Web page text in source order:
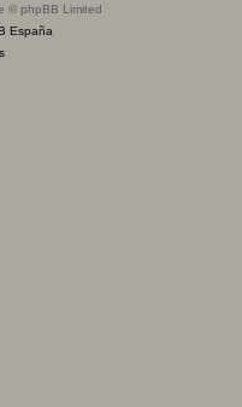
© phpBB Limited
España